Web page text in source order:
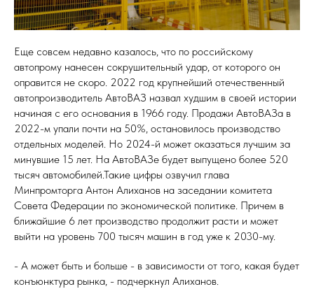
Еще совсем недавно казалось, что по российскому
автопрому нанесен сокрушительный удар, от которого он
оправится не скоро. 2022 год крупнейший отечественный
автопроизводитель АвтоВАЗ назвал худшим в своей истории
начиная с его основания в 1966 году. Продажи АвтоВАЗа в
2022-м упали почти на 50%, остановилось производство
отдельных моделей. Но 2024-й может оказаться лучшим за
минувшие 15 лет. На АвтоВАЗе будет выпущено более 520
тысяч автомобилей.Такие цифры озвучил глава
Минпромторга Антон Алиханов на заседании комитета
Совета Федерации по экономической политике. Причем в
ближайшие 6 лет производство продолжит расти и может
выйти на уровень 700 тысяч машин в год уже к 2030-му.
- А может быть и больше - в зависимости от того, какая будет
конъюнктура рынка, - подчеркнул Алиханов.